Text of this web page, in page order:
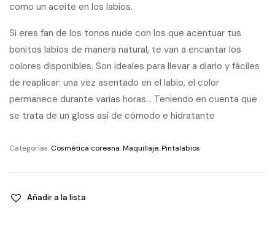
como un aceite en los labios.
Si eres fan de los tonos nude con los que acentuar tus
bonitos labios de manera natural, te van a encantar los
colores disponibles. Son ideales para llevar a diario y fáciles
de reaplicar: una vez asentado en el labio, el color
permanece durante varias horas… Teniendo en cuenta que
se trata de un gloss así de cómodo e hidratante
Categorías: Cosmética coreana,Maquillaje,Pintalabios
Añadir a la lista